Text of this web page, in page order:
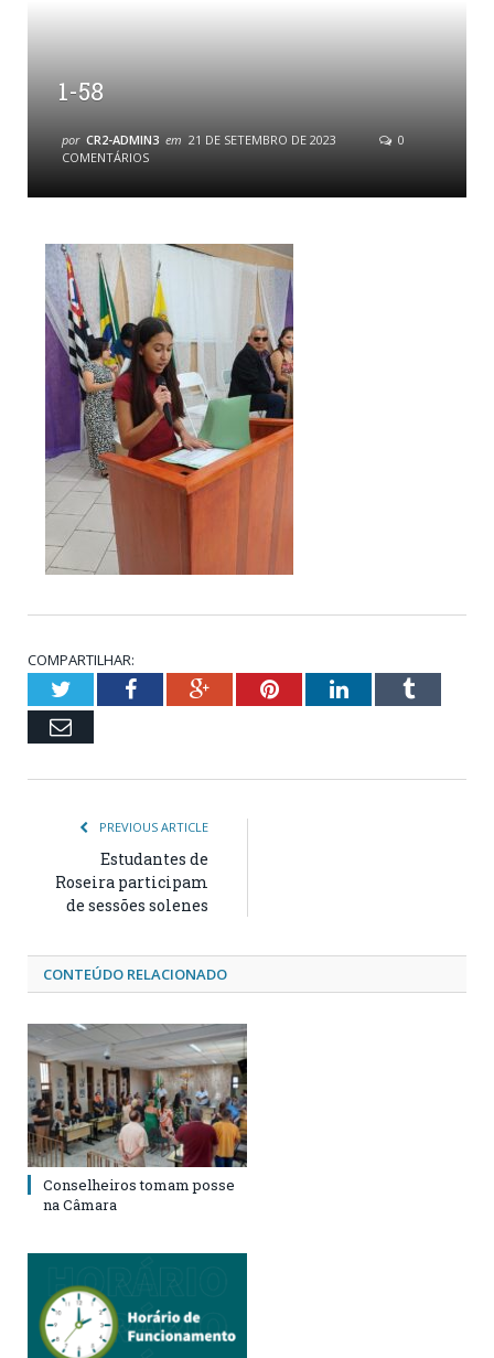
1-58
por CR2-ADMIN3 em 21 DE SETEMBRO DE 2023
0
COMENTÁRIOS
COMPARTILHAR:
TwitterFacebookGoogle+PinterestLinkedInTumblr
Email
PREVIOUS ARTICLE
Estudantes de
Roseira participam
de sessões solenes
CONTEÚDO RELACIONADO
Conselheiros tomam posse
na Câmara